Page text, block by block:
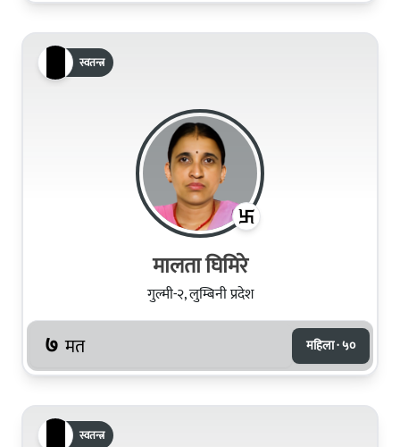
स्वतन्त्र
मालता घिमिरे
गुल्मी-२, लुम्बिनी प्रदेश
७ मत महिला · ५०
स्वतन्त्र